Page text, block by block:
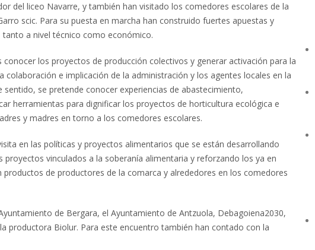
del liceo Navarre, y también han visitado los comedores escolares de la
scic. Para su puesta en marcha han construido fuertes apuestas y
a nivel técnico como económico.
los proyectos de producción colectivos y generar activación para la
e implicación de la administración y los agentes locales en la
se pretende conocer experiencias de abastecimiento,
herramientas para dignificar los proyectos de horticultura ecológica e
y madres en torno a los comedores escolares.
en las políticas y proyectos alimentarios que se están desarrollando
vinculados a la soberanía alimentaria y reforzando los ya en
de productores de la comarca y alrededores en los comedores
de Bergara, el Ayuntamiento de Antzuola, Debagoiena2030,
productora Biolur. Para este encuentro también han contado con la